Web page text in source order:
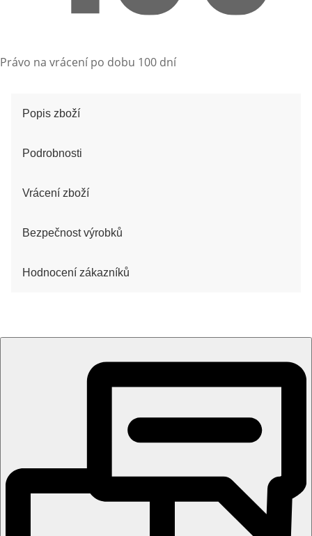
Právo na vrácení po dobu 100 dní
Popis zboží
Podrobnosti
Vrácení zboží
Bezpečnost výrobků
Hodnocení zákazníků